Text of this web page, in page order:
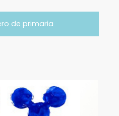
de primaria